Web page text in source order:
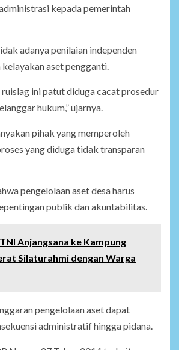
kepada pemerintah
adanya penilaian independen
aset pengganti.
ruislag ini patut diduga cacat prosedur
hukum,” ujarnya.
pihak yang memperoleh
yang diduga tidak transparan
pengelolaan aset desa harus
publik dan akuntabilitas.
TNI Anjangsana ke Kampung
Silaturahmi dengan Warga
pengelolaan aset dapat
administratif hingga pidana.